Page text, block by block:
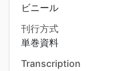
ビニール
刊行方式
単巻資料
Transcription